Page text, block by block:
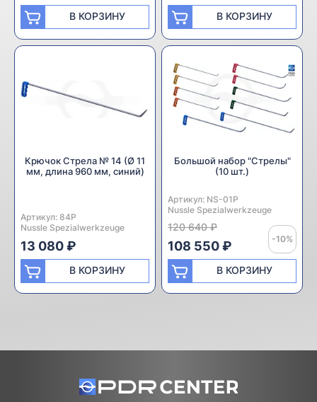
В КОРЗИНУ В КОРЗИНУ
Крючок Стрела № 14 (Ø 11
мм, длина 960 мм, синий)
Артикул: 84P
Производитель:
Nussle Spezialwerkzeuge
13 080 ₽
В КОРЗИНУ
Большой набор "Стрелы"
(10 шт.)
Артикул: NS-01P
Производитель:
Nussle Spezialwerkzeuge
120 640 ₽
-10%
108 550 ₽
В КОРЗИНУ